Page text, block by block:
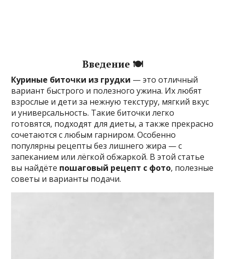
Введение 🍽️
Куриные биточки из грудки — это отличный
вариант быстрого и полезного ужина. Их любят
взрослые и дети за нежную текстуру, мягкий вкус
и универсальность. Такие биточки легко
готовятся, подходят для диеты, а также прекрасно
сочетаются с любым гарниром. Особенно
популярны рецепты без лишнего жира — с
запеканием или лёгкой обжаркой. В этой статье
вы найдёте пошаговый рецепт с фото, полезные
советы и варианты подачи.